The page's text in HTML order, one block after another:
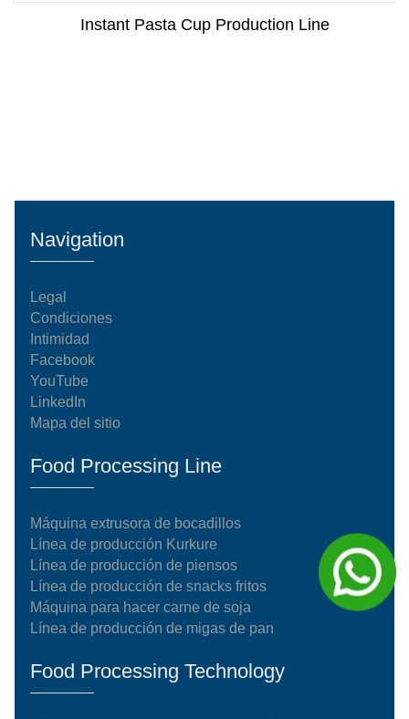
Instant Pasta Cup Production Line
Navigation
Legal
Condiciones
Intimidad
Facebook
YouTube
LinkedIn
Mapa del sitio
Food Processing Line
Máquina extrusora de bocadillos
Línea de producción Kurkure
Línea de producción de piensos
Línea de producción de snacks fritos
Máquina para hacer carne de soja
Línea de producción de migas de pan
Food Processing Technology